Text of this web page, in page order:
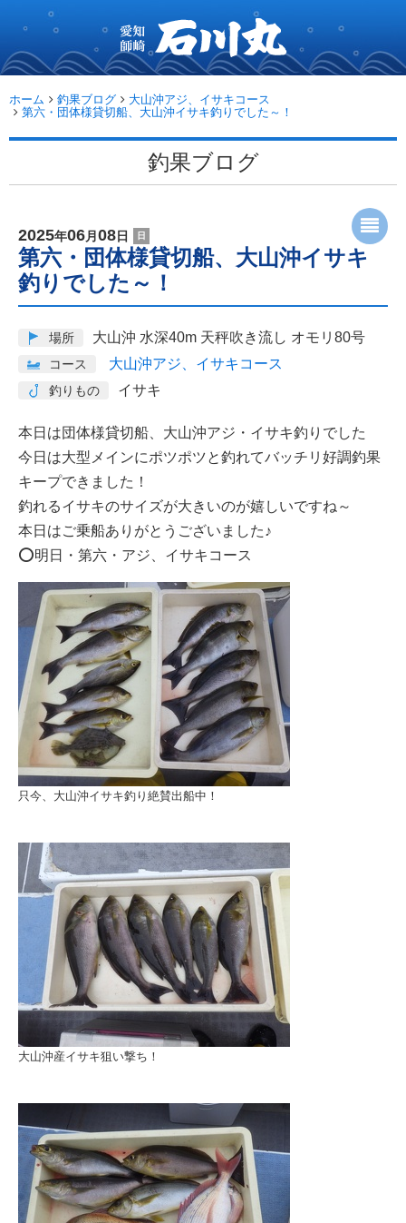
師
崎
川
丸...
ホーム 釣果ブログ
大山沖アジ、イサキコース
第六・団体様貸切船、大山沖イサキ釣りでした～！
釣果ブログ
2025年06月 08日 日
第六・団体様貸切船、大山沖イサキ
釣りでした～！
場所 大山沖 水深40m 天秤吹き流し オモリ80号
コース 大山沖アジ、イサキコース
釣りもの イサキ
本日は団体様貸切船、大山沖アジ・イサキ釣りでした
今日は大型メインにポツポツと釣れてバッチリ好調釣果
キープできました！
釣れるイサキのサイズが大きいのが嬉しいですね～
本日はご乗船ありがとうございました♪
⭕️明日・第六・アジ、イサキコース
只今、大山沖イサキ釣り絶賛出船中！
大山沖産イサキ狙い撃ち！